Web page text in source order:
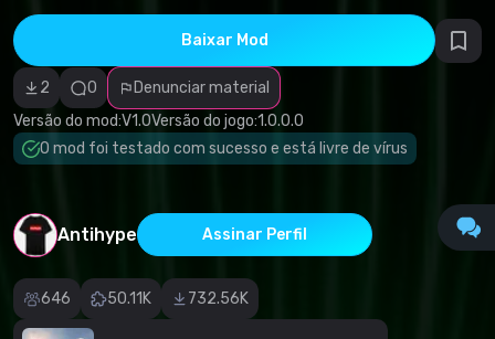
Baixar Mod
2 0
Denunciar material
Versão do mod:V1.0Versão do jogo:1.0.0.0
O mod foi testado com sucesso e está livre de vírus
Antihype Assinar Perfil
646 50.11K 732.56K
autorais
Software
malicioso/vírus
Conteúdo não
funcional
Descrição
imprecisa